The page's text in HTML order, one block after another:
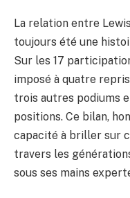
La relation entre
toujours été une
Sur les 17
imposé à quatre
trois autres podiums
positions. Ce bilan,
capacité à briller sur
travers les
sous ses mains